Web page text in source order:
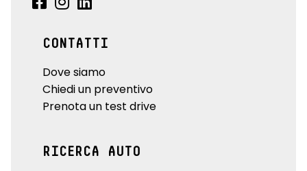
CONTATTI
Dove siamo
Chiedi un preventivo
Prenota un test drive
RICERCA AUTO